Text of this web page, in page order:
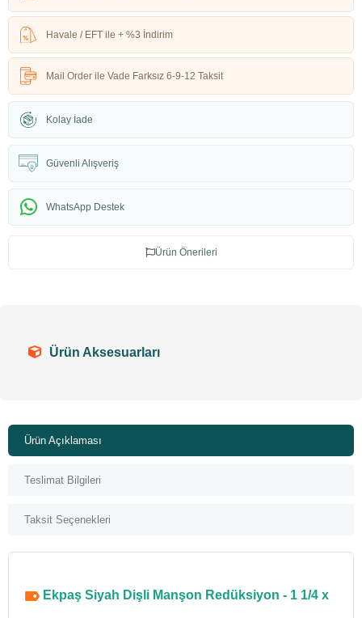
Havale / EFT ile + %3 İndirim
Mail Order ile Vade Farksız 6-9-12 Taksit
Kolay İade
Güvenli Alışveriş
WhatsApp Destek
Ürün Önerileri
Ürün Aksesuarları
Ürün Açıklaması
Teslimat Bilgileri
Taksit Seçenekleri
Ekpaş Siyah Dişli Manşon Redüksiyon - 1 1/4 x